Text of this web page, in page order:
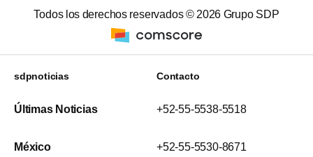
Todos los derechos reservados © 2026 Grupo SDP
sdpnoticias
Últimas Noticias
México
Contacto
+52-55-5538-5518
+52-55-5530-8671